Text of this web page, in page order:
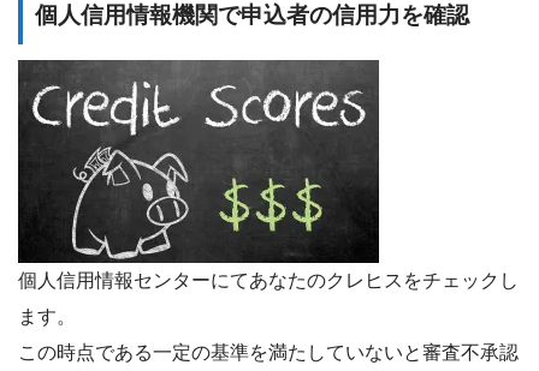
個人信用情報機関で申込者の信用力を確認
個人信用情報センターにてあなたのクレヒスをチェックし
ます。
この時点である一定の基準を満たしていないと審査不承認